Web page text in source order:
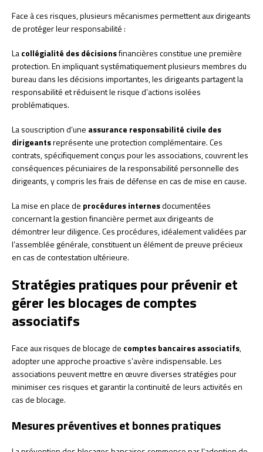
Face à ces risques, plusieurs mécanismes permettent aux dirigeants
de protéger leur responsabilité :
Lacollégialité des décisionsfinancières constitue une première
protection. En impliquant systématiquement plusieurs membres du
bureau dans les décisions importantes, les dirigeants partagent la
responsabilité et réduisent le risque d’actions isolées
problématiques.
La souscription d’une assurance responsabilité civile des
dirigeantsreprésente une protection complémentaire. Ces
contrats, spécifiquement conçus pour les associations, couvrent les
conséquences pécuniaires de la responsabilité personnelle des
dirigeants, y compris les frais de défense en cas de mise en cause.
La mise en place de procédures internesdocumentées
concernant la gestion financière permet aux dirigeants de
démontrer leur diligence. Ces procédures, idéalement validées par
l’assemblée générale, constituent un élément de preuve précieux
en cas de contestation ultérieure.
Stratégies pratiques pour prévenir et
gérer les blocages de comptes
associatifs
Face aux risques de blocage de comptes bancaires associatifs,
adopter une approche proactive s’avère indispensable. Les
associations peuvent mettre en œuvre diverses stratégies pour
minimiser ces risques et garantir la continuité de leurs activités en
cas de blocage.
Mesures préventives et bonnes pratiques